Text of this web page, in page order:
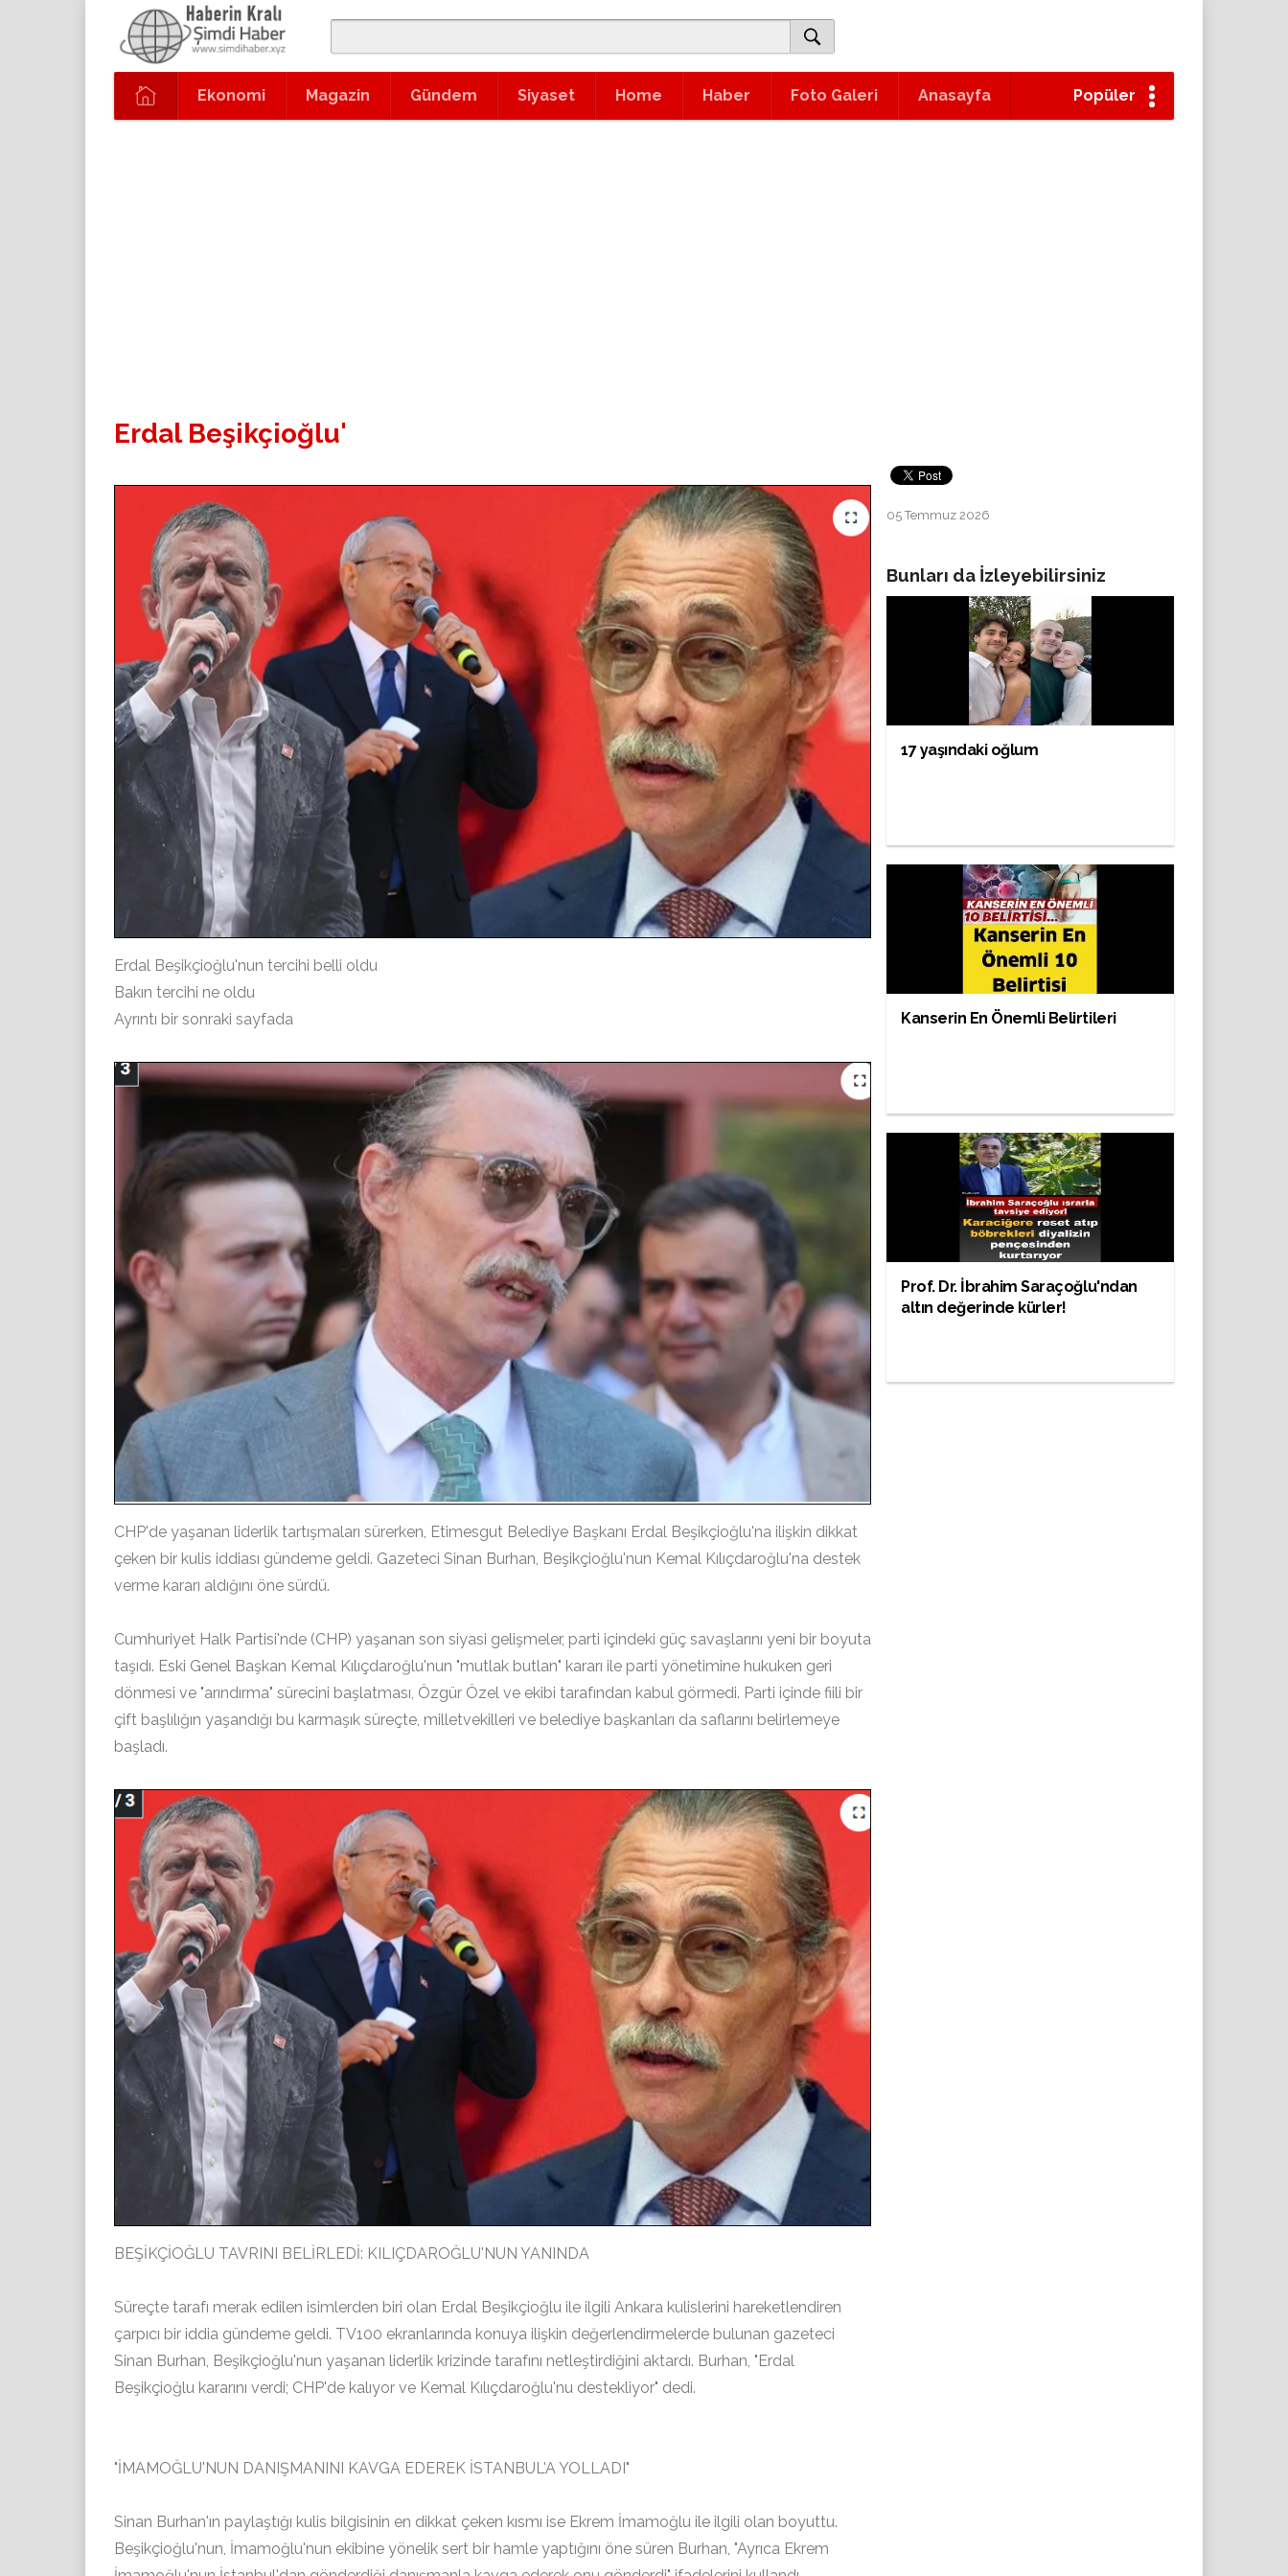
Ekonomi Magazin Gündem Siyaset Home Haber Foto Galeri Anasayfa Popüler
Erdal Beşikçioğlu'
Erdal Beşikçioğlu'nun tercihi belli oldu
Bakın tercihi ne oldu
Ayrıntı bir sonraki sayfada
CHP'de yaşanan liderlik tartışmaları sürerken, Etimesgut Belediye Başkanı Erdal Beşikçioğlu'na ilişkin dikkat
çeken bir kulis iddiası gündeme geldi. Gazeteci Sinan Burhan, Beşikçioğlu'nun Kemal Kılıçdaroğlu'na destek
verme kararı aldığını öne sürdü.
Cumhuriyet Halk Partisi'nde (CHP) yaşanan son siyasi gelişmeler, parti içindeki güç savaşlarını yeni bir boyuta
taşıdı. Eski Genel Başkan Kemal Kılıçdaroğlu'nun "mutlak butlan" kararı ile parti yönetimine hukuken geri
dönmesi ve "arındırma" sürecini başlatması, Özgür Özel ve ekibi tarafından kabul görmedi. Parti içinde fiili bir
çift başlılığın yaşandığı bu karmaşık süreçte, milletvekilleri ve belediye başkanları da saflarını belirlemeye
başladı.
BEŞİKÇİOĞLU TAVRINI BELİRLEDİ: KILIÇDAROĞLU'NUN YANINDA
Süreçte tarafı merak edilen isimlerden biri olan Erdal Beşikçioğlu ile ilgili Ankara kulislerini hareketlendiren
çarpıcı bir iddia gündeme geldi. TV100 ekranlarında konuya ilişkin değerlendirmelerde bulunan gazeteci
Sinan Burhan, Beşikçioğlu'nun yaşanan liderlik krizinde tarafını netleştirdiğini aktardı. Burhan, "Erdal
Beşikçioğlu kararını verdi; CHP'de kalıyor ve Kemal Kılıçdaroğlu'nu destekliyor" dedi.
"İMAMOĞLU'NUN DANIŞMANINI KAVGA EDEREK İSTANBUL'A YOLLADI"
Sinan Burhan'ın paylaştığı kulis bilgisinin en dikkat çeken kısmı ise Ekrem İmamoğlu ile ilgili olan boyuttu.
Beşikçioğlu'nun, İmamoğlu'nun ekibine yönelik sert bir hamle yaptığını öne süren Burhan, "Ayrıca Ekrem
05 Temmuz 2026
Bunları da İzleyebilirsiniz
17 yaşındaki oğlum
Kanserin En Önemli Belirtileri
Prof. Dr. İbrahim Saraçoğlu'ndan
altın değerinde kürler!